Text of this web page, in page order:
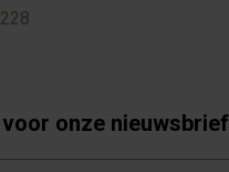
onze nieuwsbrief